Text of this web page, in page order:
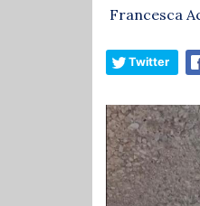
Francesca
Twitter